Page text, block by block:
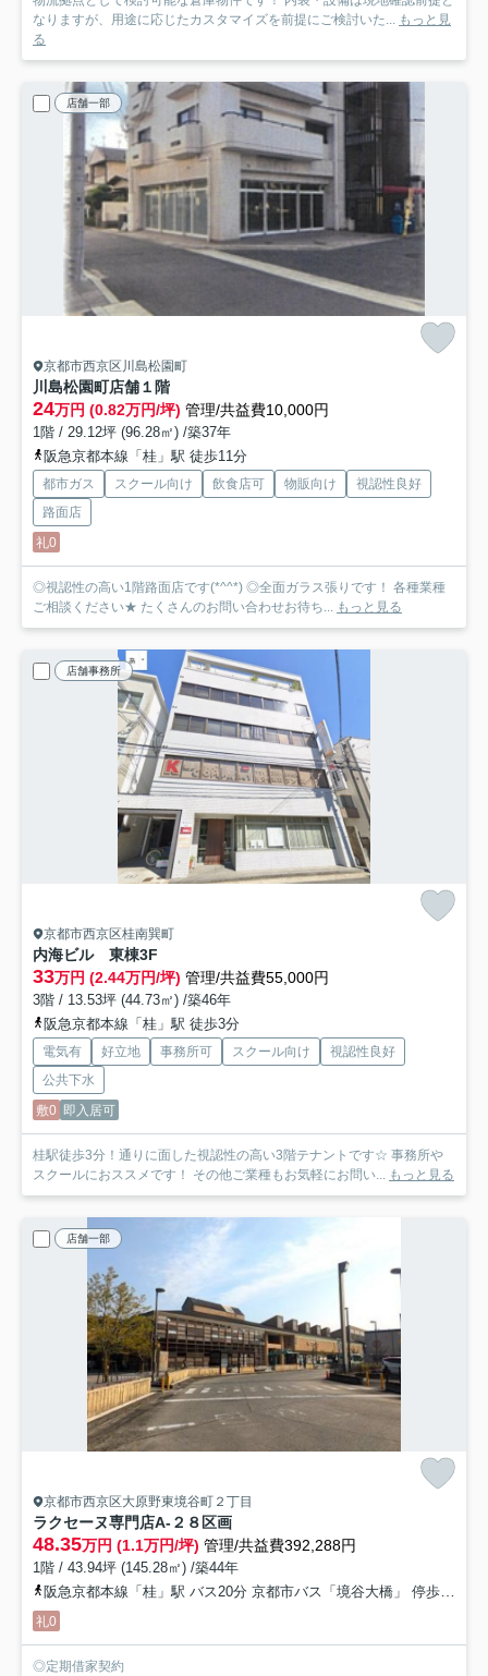
なりますが、用途に応じたカスタマイズを前提にご検討いた... もっと見
る
店舗一部
京都市西京区川島松園町
川島松園町店舗１階
24万円 (0.82万円/坪) 管理/共益費10,000円
1階 / 29.12坪 (96.28㎡) /築37年
阪急京都本線「桂」駅 徒歩11分
都市ガス スクール向け 飲食店可 物販向け
視認性良好
路面店
礼0
◎視認性の高い1階路面店です(*^^*) ◎全面ガラス張りです！ 各種業種
ご相談ください★ たくさんのお問い合わせお待ち... もっと見る
店舗事務所
京都市西京区桂南巽町
内海ビル 東棟3F
33万円 (2.44万円/坪) 管理/共益費55,000円
3階 / 13.53坪 (44.73㎡) /築46年
阪急京都本線「桂」駅 徒歩3分
電気有 好立地 事務所可 スクール向け
視認性良好
公共下水
敷0 即入居可
桂駅徒歩3分！通りに面した視認性の高い3階テナントです☆ 事務所や
スクールにおススメです！ その他ご業種もお気軽にお問い... もっと見る
店舗一部
京都市西京区大原野東境谷町２丁目
ラクセーヌ専門店A-２８区画
48.35万円 (1.1万円/坪) 管理/共益費392,288円
1階 / 43.94坪 (145.28㎡) /築44年
阪急京都本線「桂」駅 バス20分 京都市バス「境谷大橋」 停歩5分
礼0
◎定期借家契約